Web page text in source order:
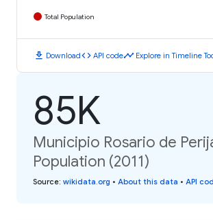
Total Population
download Downloadcode API codetimeline Explore in Timeline
85K
Municipio Rosario de
Population (2011)
Source: wikidata.org • About this data • API